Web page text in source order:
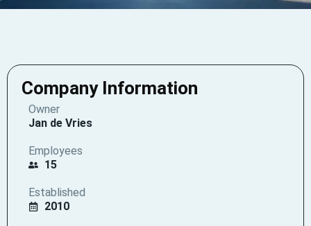
Company Information
Owner
Jan de Vries
Employees
15
Established
2010